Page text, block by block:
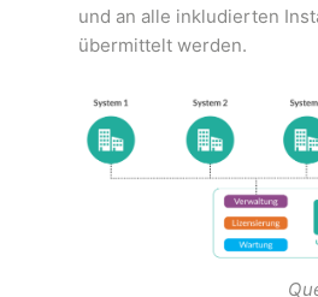
und an alle inkludierten
übermittelt werden.